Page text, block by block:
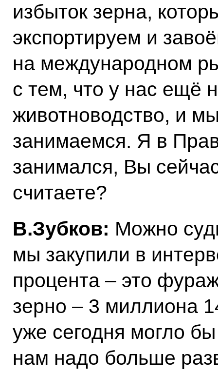
избыток зерна,
экспортируем и
на международном
с тем, что у нас ещё
животноводство, и
занимаемся. Я в
занимался, Вы
считаете?
В.Зубков: Можно
мы закупили в
процента – это
зерно – 3 миллиона
уже сегодня могло
нам надо больше